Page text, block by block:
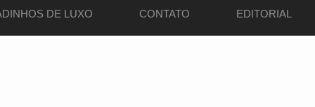
DE LUXO CONTATO EDITORIAL